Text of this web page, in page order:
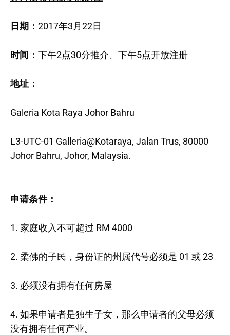
日期： 2017年3月22日
时间： 下午2点30分推介、下午5点开放注册
地址：
Galeria Kota Raya Johor Bahru
L3-UTC-01 Galleria@Kotaraya, Jalan Trus, 80000
Johor Bahru, Johor, Malaysia.
申请条件：
1. 家庭收入不可超过 RM 4000
2. 柔佛的子民，身份证的州属代号必须是 01 或 23
3. 必须没有拥有任何房屋
4. 如果申请者是独生子女，那么申请者的父母必须
没有拥有任何产业。